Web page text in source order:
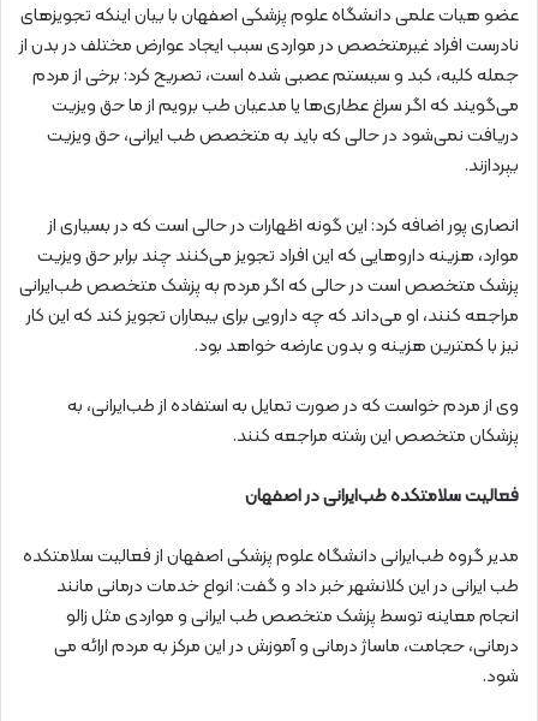
عضو هیات علمی دانشگاه علوم پزشکی اصفهان با بیان اینکه تجویزهای
نادرست افراد غیرمتخصص در مواردی سبب ایجاد عوارض مختلف در بدن از
جمله کلیه، کبد و سیستم عصبی شده است، تصریح کرد: برخی از مردم
می‌گویند که اگر سراغ عطاری‌ها یا مدعیان طب برویم از ما حق ویزیت
دریافت نمی‌شود در حالی که باید به متخصص طب ایرانی، حق ویزیت
بپردازند.
انصاری پور اضافه کرد: این گونه اظهارات در حالی است که در بسیاری از
موارد، هزینه داروهایی که این افراد تجویز می‌کنند چند برابر حق ویزیت
پزشک متخصص است در حالی که اگر مردم به پزشک متخصص طب‌ایرانی
مراجعه کنند، او می‌داند که چه دارویی برای بیماران تجویز کند که این کار
نیز با کمترین هزینه و بدون عارضه خواهد بود.
وی از مردم خواست که در صورت تمایل به استفاده از طب‌ایرانی، به
پزشکان متخصص این رشته مراجعه کنند.
فعالیت سلامتکده طب‌ایرانی در اصفهان
مدیر گروه طب‌ایرانی دانشگاه علوم پزشکی اصفهان از فعالیت سلامتکده
طب ایرانی در این کلانشهر خبر داد و گفت: انواع خدمات درمانی مانند
انجام معاینه توسط پزشک متخصص طب ایرانی و مواردی مثل زالو
درمانی، حجامت، ماساژ درمانی و آموزش در این مرکز به مردم ارائه می
شود.